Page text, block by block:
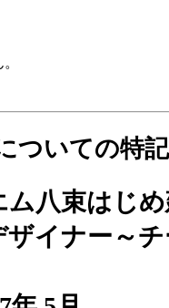
ついての特
ム八束はじ
ザイナー～